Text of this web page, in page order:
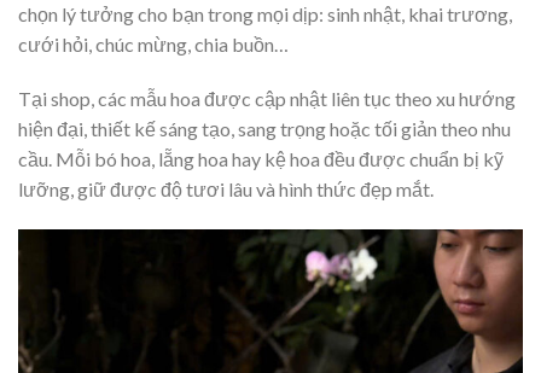
chọn lý tưởng cho bạn trong mọi dịp: sinh nhật, khai trương,
cưới hỏi, chúc mừng, chia buồn…
Tại shop, các mẫu hoa được cập nhật liên tục theo xu hướng
hiện đại, thiết kế sáng tạo, sang trọng hoặc tối giản theo nhu
cầu. Mỗi bó hoa, lẵng hoa hay kệ hoa đều được chuẩn bị kỹ
lưỡng, giữ được độ tươi lâu và hình thức đẹp mắt.